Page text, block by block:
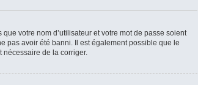
votre nom d’utilisateur et votre mot de passe soient
pas avoir été banni. Il est également possible que le
nécessaire de la corriger.